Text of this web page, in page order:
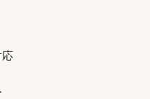
応